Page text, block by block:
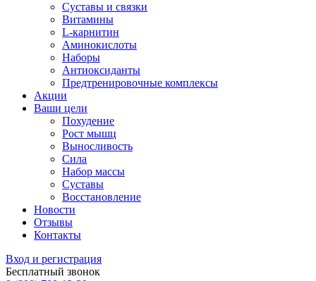
Суставы и связки
Витамины
L-карнитин
Аминокислоты
Наборы
Антиоксиданты
Предтренировочные комплексы
Акции
Ваши цели
Похудение
Рост мышц
Выносливость
Сила
Набор массы
Суставы
Восстановление
Новости
Отзывы
Контакты
Вход и регистрация
Бесплатный звонок